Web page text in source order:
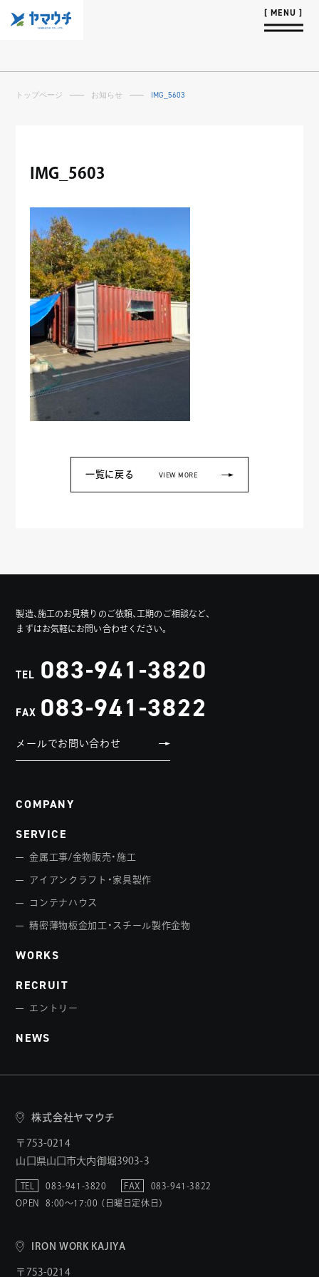
トップページ お知らせ IMG_5603
IMG_5603
一覧に戻る VIEW MORE
製造、施工のお見積りのご依頼、工期のご相談など、
まずはお気軽にお問い合わせください。
TEL 083-941-3820
FAX 083-941-3822
メールでお問い合わせ
COMPANY
SERVICE
金属工事/金物販売・施工
アイアンクラフト・家具製作
コンテナハウス
精密薄物板金加工・スチール製作金物
WORKS
RECRUIT
エントリー
NEWS
株式会社ヤマウチ
〒753-0214
山口県山口市大内御堀3903-3
TEL 083-941-3820 FAX
083-941-3822
OPEN
8:00〜17:00 （日曜日定休日）
IRON WORK KAJIYA
〒753-0214